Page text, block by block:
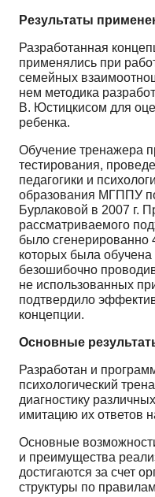
Результаты
Разработанная
применялись при
семейных
нем методика
В. Юстицкисом для
ребенка.
Обучение тренажера
тестирования,
педагогики и
образования МГППУ
Бурлаковой в 2007 г.
рассматриваемого
было сгенерированно
которых была обучена
безошибочно
не использованных
подтвердило
концепции.
Основные
Разработан и
психологический
диагностику
имитацию их ответов
Основные
и преимущества
достигаются за счет
структуры по